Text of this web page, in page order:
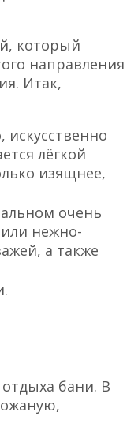
который
направления
Итак,
искусственно
лёгкой
изящнее,
очень
нежно-
а также
бани. В